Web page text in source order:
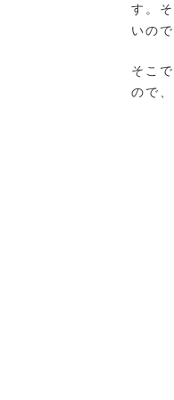
す。
いの
そこ
ので